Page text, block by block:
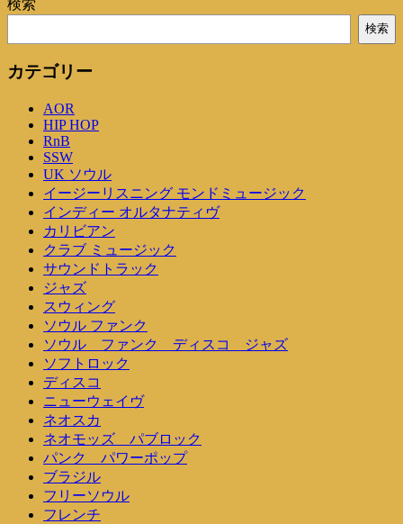
検索
検索
カテゴリー
AOR
HIP HOP
RnB
SSW
UK ソウル
イージーリスニング モンドミュージック
インディー オルタナティヴ
カリビアン
クラブ ミュージック
サウンドトラック
ジャズ
スウィング
ソウル ファンク
ソウル ファンク ディスコ ジャズ
ソフトロック
ディスコ
ニューウェイヴ
ネオスカ
ネオモッズ パブロック
パンク パワーポップ
ブラジル
フリーソウル
フレンチ